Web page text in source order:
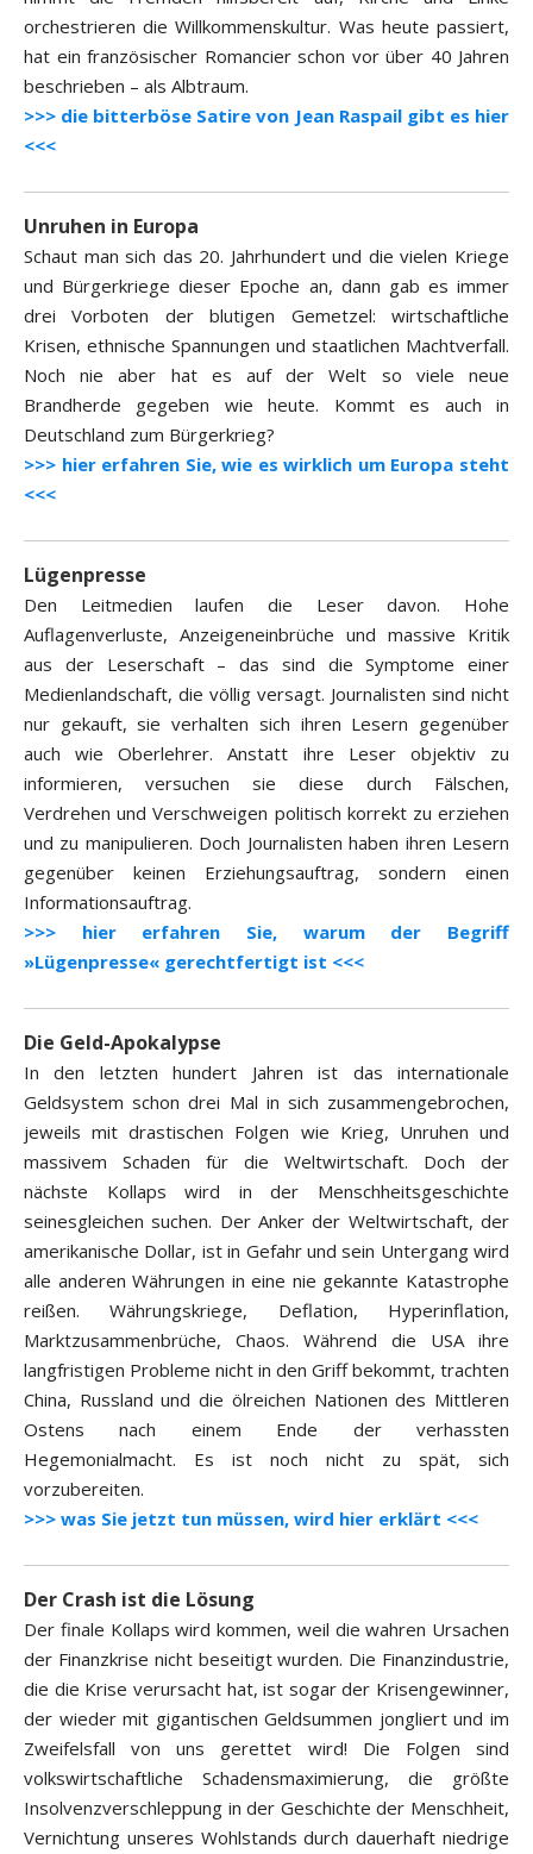
orchestrieren die Willkommenskultur. Was heute passiert,
hat ein französischer Romancier schon vor über 40 Jahren
beschrieben – als Albtraum.
>>> die bitterböse Satire von Jean Raspail gibt es hier
<<<
Unruhen in Europa
Schaut man sich das 20. Jahrhundert und die vielen Kriege
und Bürgerkriege dieser Epoche an, dann gab es immer
drei Vorboten der blutigen Gemetzel: wirtschaftliche
Krisen, ethnische Spannungen und staatlichen Machtverfall.
Noch nie aber hat es auf der Welt so viele neue
Brandherde gegeben wie heute. Kommt es auch in
Deutschland zum Bürgerkrieg?
>>> hier erfahren Sie, wie es wirklich um Europa steht
<<<
Lügenpresse
Den Leitmedien laufen die Leser davon. Hohe
Auflagenverluste, Anzeigeneinbrüche und massive Kritik
aus der Leserschaft – das sind die Symptome einer
Medienlandschaft, die völlig versagt. Journalisten sind nicht
nur gekauft, sie verhalten sich ihren Lesern gegenüber
auch wie Oberlehrer. Anstatt ihre Leser objektiv zu
informieren, versuchen sie diese durch Fälschen,
Verdrehen und Verschweigen politisch korrekt zu erziehen
und zu manipulieren. Doch Journalisten haben ihren Lesern
gegenüber keinen Erziehungsauftrag, sondern einen
Informationsauftrag.
>>> hier erfahren Sie, warum der Begriff
»Lügenpresse« gerechtfertigt ist <<<
Die Geld-Apokalypse
In den letzten hundert Jahren ist das internationale
Geldsystem schon drei Mal in sich zusammengebrochen,
jeweils mit drastischen Folgen wie Krieg, Unruhen und
massivem Schaden für die Weltwirtschaft. Doch der
nächste Kollaps wird in der Menschheitsgeschichte
seinesgleichen suchen. Der Anker der Weltwirtschaft, der
amerikanische Dollar, ist in Gefahr und sein Untergang wird
alle anderen Währungen in eine nie gekannte Katastrophe
reißen. Währungskriege, Deflation, Hyperinflation,
Marktzusammenbrüche, Chaos. Während die USA ihre
langfristigen Probleme nicht in den Griff bekommt, trachten
China, Russland und die ölreichen Nationen des Mittleren
Ostens nach einem Ende der verhassten
Hegemonialmacht. Es ist noch nicht zu spät, sich
vorzubereiten.
>>> was Sie jetzt tun müssen, wird hier erklärt <<<
Der Crash ist die Lösung
Der finale Kollaps wird kommen, weil die wahren Ursachen
der Finanzkrise nicht beseitigt wurden. Die Finanzindustrie,
die die Krise verursacht hat, ist sogar der Krisengewinner,
der wieder mit gigantischen Geldsummen jongliert und im
Zweifelsfall von uns gerettet wird! Die Folgen sind
volkswirtschaftliche Schadensmaximierung, die größte
Insolvenzverschleppung in der Geschichte der Menschheit,
Vernichtung unseres Wohlstands durch dauerhaft niedrige